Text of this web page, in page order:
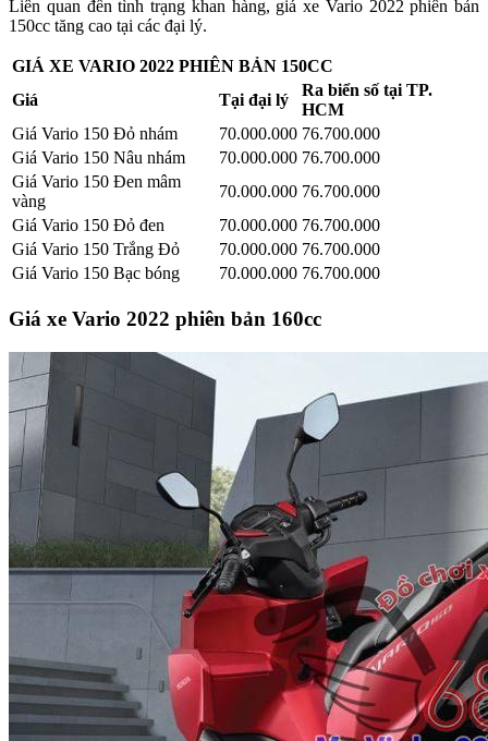
Liên quan đến tình trạng khan hàng, giá xe Vario 2022 phiên bản
150cc tăng cao tại các đại lý.
GIÁ XE VARIO 2022 PHIÊN BẢN 150CC
Giá
Tại đại lý
Ra biển số tại TP.
HCM
Giá Vario 150 Đỏ nhám
70.000.000 76.700.000
Giá Vario 150 Nâu nhám
70.000.000 76.700.000
Giá Vario 150 Đen mâm
vàng
70.000.000 76.700.000
Giá Vario 150 Đỏ đen
70.000.000 76.700.000
Giá Vario 150 Trắng Đỏ
70.000.000 76.700.000
Giá Vario 150 Bạc bóng
70.000.000 76.700.000
Giá xe Vario 2022 phiên bản 160cc